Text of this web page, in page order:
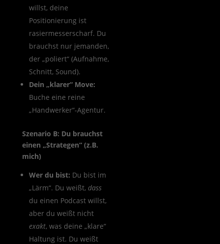
willst, deine
Positionierung ist
rasiermesserscharf. Du
brauchst nur jemanden,
der „poliert“ (Aufnahme,
Schnitt, Sound).
Dein „klarer“ Move:
Buche eine reine
„Handwerker“-Agentur.
Szenario B: Du brauchst
einen „Strategen“ (z.B.
mich)
Wer du bist: Du bist im
„Lärm“. Du weißt, dass
du einen Podcast willst,
aber du weißt nicht
exakt, was deine „klare“
Haltung ist. Du weißt